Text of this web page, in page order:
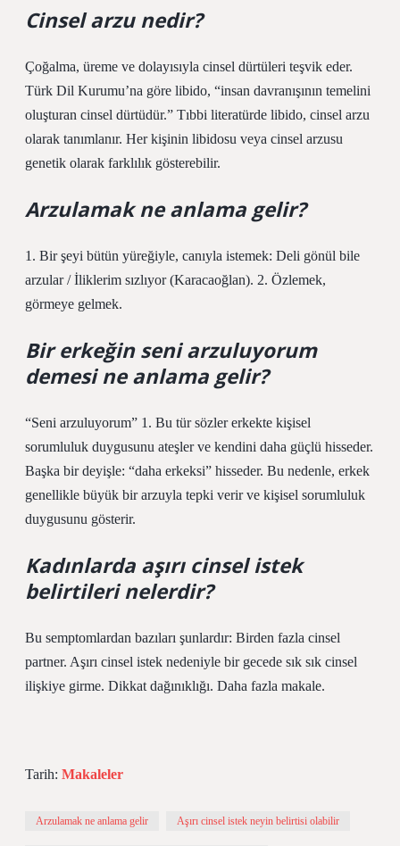
Cinsel arzu nedir?
Çoğalma, üreme ve dolayısıyla cinsel dürtüleri teşvik eder.
Türk Dil Kurumu’na göre libido, “insan davranışının temelini
oluşturan cinsel dürtüdür.” Tıbbi literatürde libido, cinsel arzu
olarak tanımlanır. Her kişinin libidosu veya cinsel arzusu
genetik olarak farklılık gösterebilir.
Arzulamak ne anlama gelir?
1. Bir şeyi bütün yüreğiyle, canıyla istemek: Deli gönül bile
arzular / İliklerim sızlıyor (Karacaoğlan). 2. Özlemek,
görmeye gelmek.
Bir erkeğin seni arzuluyorum
demesi ne anlama gelir?
“Seni arzuluyorum” 1. Bu tür sözler erkekte kişisel
sorumluluk duygusunu ateşler ve kendini daha güçlü hisseder.
Başka bir deyişle: “daha erkeksi” hisseder. Bu nedenle, erkek
genellikle büyük bir arzuyla tepki verir ve kişisel sorumluluk
duygusunu gösterir.
Kadınlarda aşırı cinsel istek
belirtileri nelerdir?
Bu semptomlardan bazıları şunlardır: Birden fazla cinsel
partner. Aşırı cinsel istek nedeniyle bir gecede sık sık cinsel
ilişkiye girme. Dikkat dağınıklığı. Daha fazla makale.
Tarih: Makaleler
Arzulamak ne anlama gelir Aşırı cinsel istek neyin belirtisi olabilir